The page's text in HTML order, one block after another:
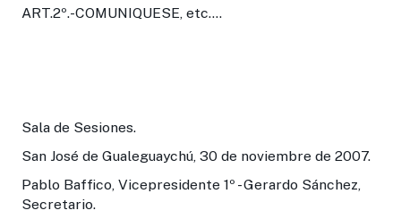
ART.2º.-COMUNIQUESE, etc....
Sala de Sesiones.
San José de Gualeguaychú, 30 de noviembre de 2007.
Pablo Baffico, Vicepresidente 1º - Gerardo Sánchez,
Secretario.